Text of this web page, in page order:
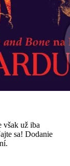
však už iba
sa! Dodanie